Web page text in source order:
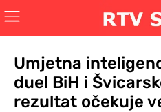
Umjetna
duel BiH i
rezultat očekuje